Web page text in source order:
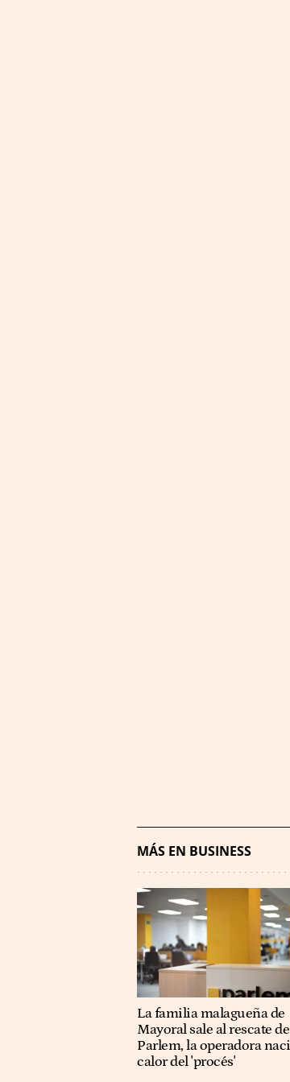
MÁS EN BUSINESS
La familia malagueña de
Mayoral sale al rescate de
Parlem, la operadora
calor del 'procés'